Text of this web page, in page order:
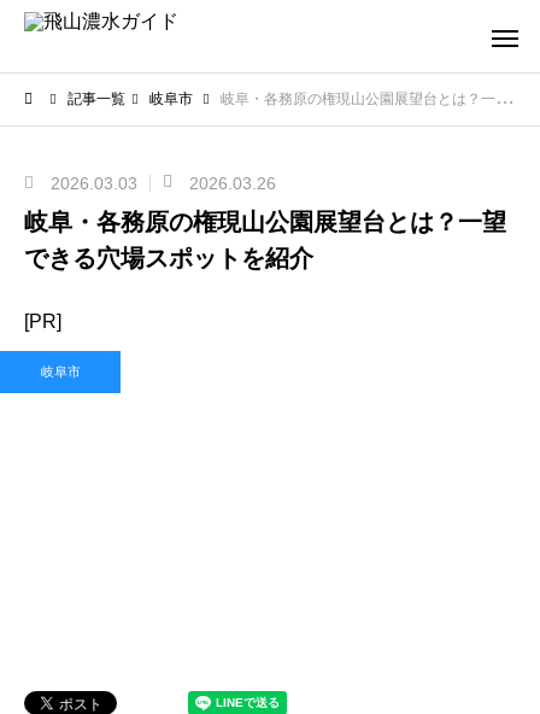
記事一覧 岐阜市 岐阜・各務原の権現山公園展望台とは？一望できる穴場スポットを紹介
2026.03.03 2026.03.26
岐阜・各務原の権現山公園展望台とは？一望
できる穴場スポットを紹介
[PR]
岐阜市